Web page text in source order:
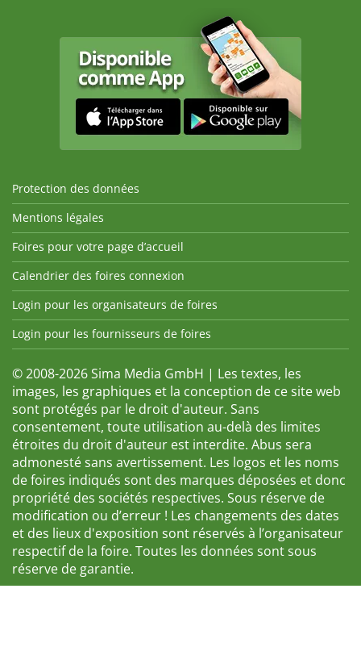
Protection des données
Mentions légales
Foires pour votre page d’accueil
Calendrier des foires connexion
Login pour les organisateurs de foires
Login pour les fournisseurs de foires
© 2008-2026 Sima Media GmbH | Les textes, les
images, les graphiques et la conception de ce site web
sont protégés par le droit d'auteur. Sans
consentement, toute utilisation au-delà des limites
étroites du droit d'auteur est interdite. Abus sera
admonesté sans avertissement. Les logos et les noms
de foires indiqués sont des marques déposées et donc
propriété des sociétés respectives. Sous réserve de
modification ou d’erreur ! Les changements des dates
et des lieux d'exposition sont réservés à l’organisateur
respectif de la foire. Toutes les données sont sous
réserve de garantie.